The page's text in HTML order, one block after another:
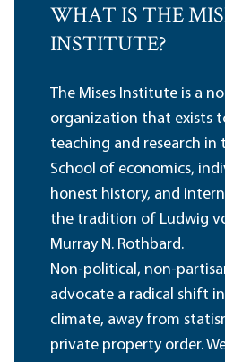
WHAT IS THE
INSTITUTE?
The Mises Institute is a
organization that exists
teaching and research in
School of economics,
honest history, and
the tradition of Ludwig
Murray N. Rothbard.
Non-political, non-
advocate a radical shift
climate, away from
private property order.